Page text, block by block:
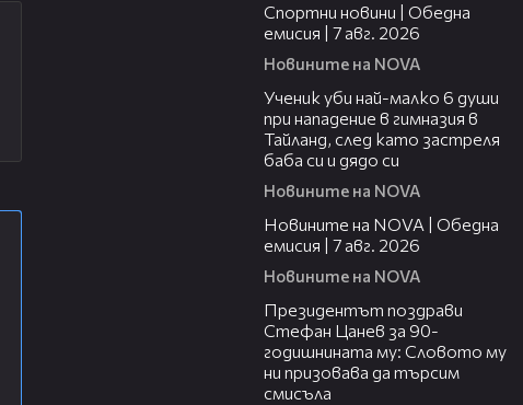
Спортни новини | Обедна
емисия | 7 aвг. 2026
Новините на NOVA
Ученик уби най-малко 6 души
при нападение в гимназия в
Тайланд, след като застреля
баба си и дядо си
Новините на NOVA
Новините на NOVA | Обедна
емисия | 7 авг. 2026
Новините на NOVA
Президентът поздрави
Стефан Цанев за 90-
годишнината му: Словото му
ни призовава да търсим
смисъла